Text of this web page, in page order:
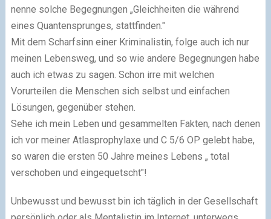
nenne solche Begegnungen „Gleichheiten die während
eines Quantensprunges, stattfinden."
Mit dem Scharfsinn einer Kriminalistin, folge auch ich nur
meinen Lebensweg, und so wie andere Begegnungen habe
auch ich etwas zu sagen. Schon irre mit welchen
Vorurteilen die Menschen sich selbst und einfachen
Lösungen, gegenüber stehen.
Sehe ich mein Leben und gesammelten Fakten, nach denen
ich vor meiner Atlasprophylaxe und C 5/6 OP gelebt habe,
so waren die ersten 50 Jahre meines Lebens „ total
verschoben und eingequetscht"!
Unbewusst und bewusst bin ich täglich in der Gesellschaft